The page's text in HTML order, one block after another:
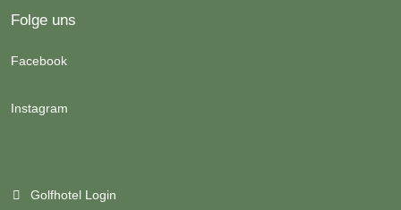
Folge uns
Facebook
Instagram
Golfhotel Login